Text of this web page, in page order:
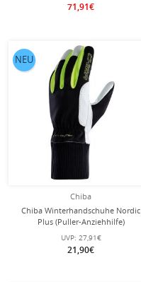
71,91€
Chiba
Chiba Winterhandschuhe Nordic
Plus (Puller-Anziehhilfe)
schwarz/neongelb - 1 Paar
UVP: 27,91€
21,90€
NEU